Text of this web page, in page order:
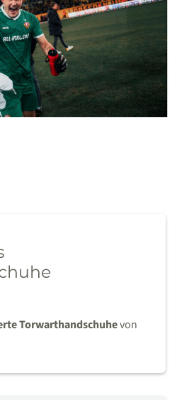
Torwarthandschuhevon